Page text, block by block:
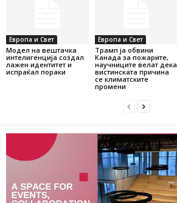
Европа и Свет
Модел на вештачка
интелигенција создал
лажен идентитет и
испраќал пораки
Европа и Свет
Трамп ја обвини
Канада за пожарите,
научниците велат дека
вистинската причина
се климатските
промени